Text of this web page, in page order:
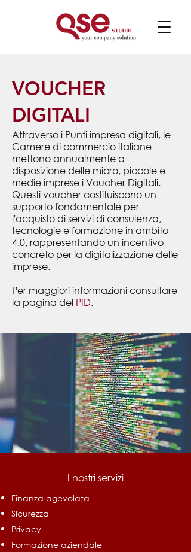
VOUCHER
DIGITALI
Attraverso i Punti impresa digitali, le
Camere di commercio italiane
mettono annualmente a
disposizione delle micro, piccole e
medie imprese i Voucher Digitali.
Questi voucher costituiscono un
supporto fondamentale per
l'acquisto di servizi di consulenza,
tecnologie e formazione in ambito
4.0, rappresentando un incentivo
concreto per la digitalizzazione delle
imprese.
Per maggiori informazioni consultare
la pagina del PID.
I nostri servizi
Finanza agevolata
Sicurezza
Privacy
Formazione aziendale